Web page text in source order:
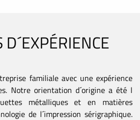
familiale avec une expérience
Notre orientation d´origine a été l
métalliques et en matières
de l´impression sérigraphique.